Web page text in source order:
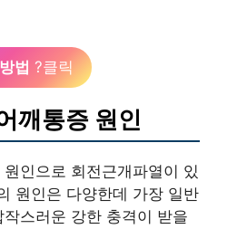
법 ?클릭
깨통증 원인
인으로 회전근개파열이 있
원인은 다양한데 가장 일반
스러운 강한 충격이 받을